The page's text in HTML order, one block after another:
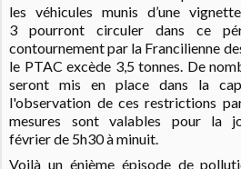
les véhicules munis d’une vignette
3pourront circuler dans ce
contournement par la Francilienne
le PTAC excède 3,5 tonnes. De
seront mis en place dans la
l'observation de ces restrictions
mesures sont valables pour la
février de 5h30 à minuit.
Voilà un énième épisode de